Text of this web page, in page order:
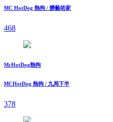
MC HotDog 熱狗 / 髒藝術家
468
McHotDog熱狗
MCHotDog 熱狗 / 九局下半
378